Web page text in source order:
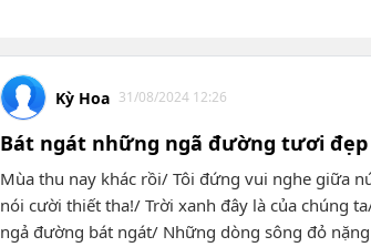
Kỳ Hoa 31/08/2024 12:26
Bát ngát những ngã đường tươi đẹp
Mùa thu nay khác rồi/ Tôi đứng vui nghe giữa
nói cười thiết tha!/ Trời xanh đây là của chúng
ngả đường bát ngát/ Những dòng sông đỏ